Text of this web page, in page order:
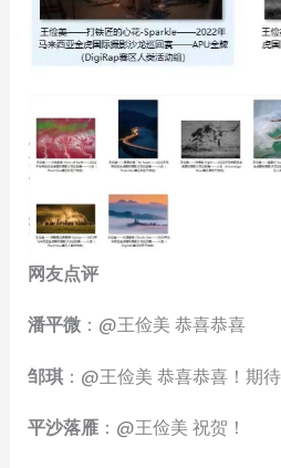
网友点评
潘平微 ：@王俭美 恭喜恭喜
邹琪 ：@王俭美 恭喜恭喜！期
平沙落雁 ：@王俭美 祝贺！